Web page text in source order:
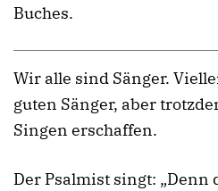
Buches.
Wir alle sind Sänger.
guten Sänger, aber
Singen erschaffen.
Der Psalmist singt: „Denn